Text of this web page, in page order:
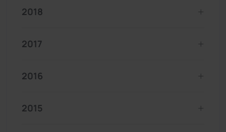
2018
2017
2016
2015